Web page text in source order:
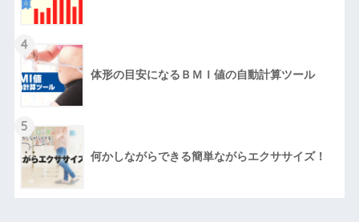
4
体形の目安になるＢＭＩ値の自動計算ツール
5
何かしながらできる簡単ながらエクササイズ！